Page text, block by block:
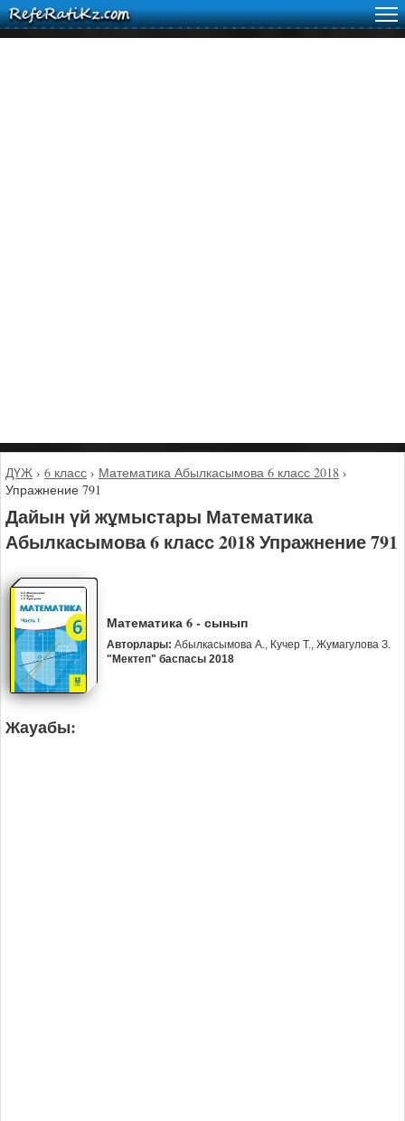
ДҮЖ › 6 класс › Математика Абылкасымова 6 класс 2018 ›
Упражнение 791
Дайын үй жұмыстары Математика
Абылкасымова 6 класс 2018 Упражнение 791
Математика 6 - сынып
Авторлары: Абылкасымова А., Кучер Т., Жумагулова З.
"Мектеп" баспасы 2018
Жауабы: